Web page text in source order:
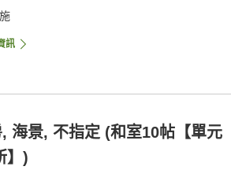
訊
, 海景, 不指定 (和室10帖【單元
】)